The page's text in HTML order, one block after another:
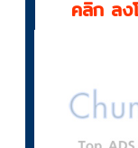
คลิก ลง